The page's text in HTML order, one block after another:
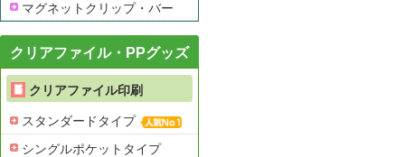
マグネットクリップ・バー
クリアファイル・PPグッズ
クリアファイル印刷
スタンダードタイプ
シングルポケットタイプ